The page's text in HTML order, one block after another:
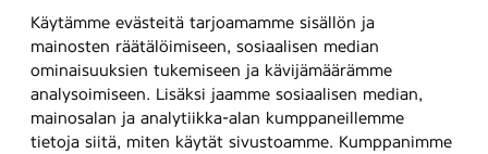
Käytämme evästeitä tarjoamamme sisällön ja
mainosten räätälöimiseen, sosiaalisen median
ominaisuuksien tukemiseen ja kävijämäärämme
analysoimiseen. Lisäksi jaamme sosiaalisen median,
mainosalan ja analytiikka-alan kumppaneillemme
tietoja siitä, miten käytät sivustoamme. Kumppanimme